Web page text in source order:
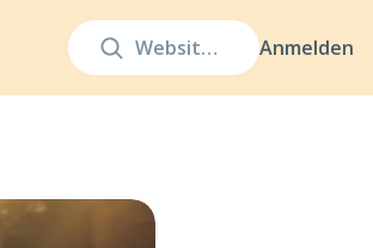
Anmelden